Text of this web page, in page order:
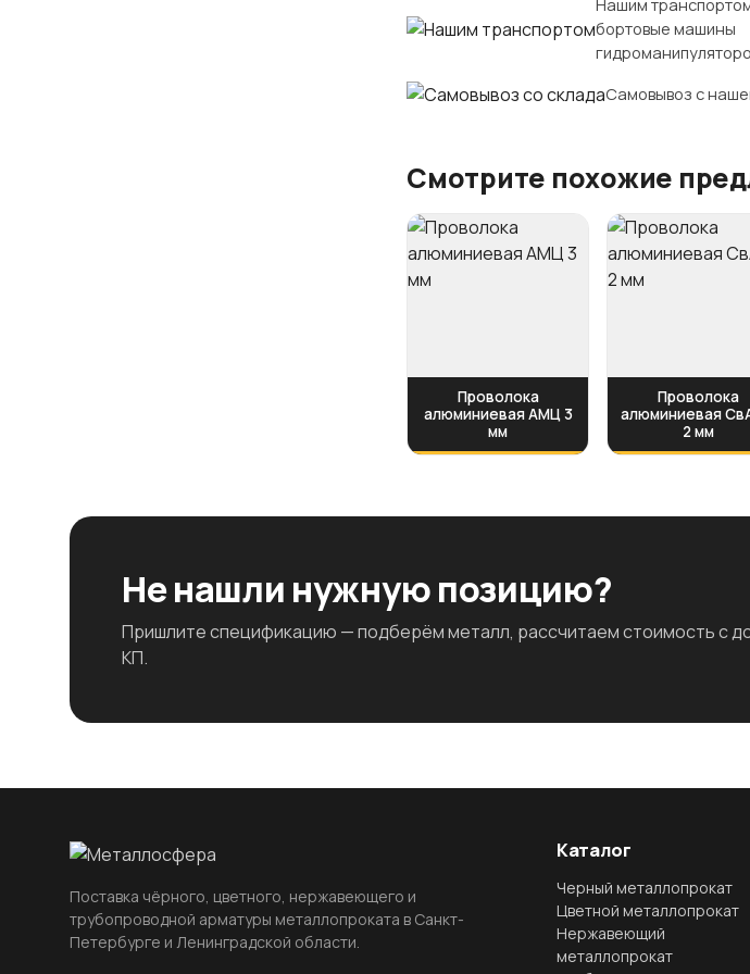
бортовые машины
Самовывоз с
Смотрите похожие
Проволока
алюминиевая АМЦ 3
мм
Проволока
алюминиевая
2 мм
Не нашли нужную позицию?
Пришлите спецификацию — подберём металл, рассчитаем стоимость с
КП.
Поставка чёрного, цветного, нержавеющего и
трубопроводной арматуры металлопроката в Санкт-
Петербурге и Ленинградской области.
Каталог
Черный металлопрокат
Цветной металлопрокат
Нержавеющий
металлопрокат